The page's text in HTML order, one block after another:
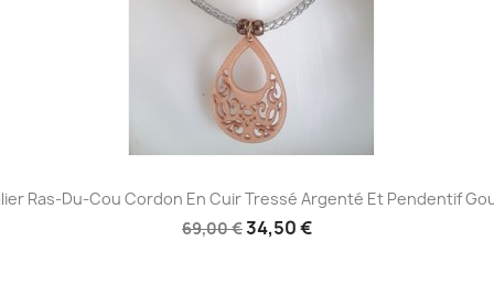
Aperçu rapide
Ras-Du-Cou Cordon En Cuir Tressé Argenté Et Pendentif
69,00 €34,50 €